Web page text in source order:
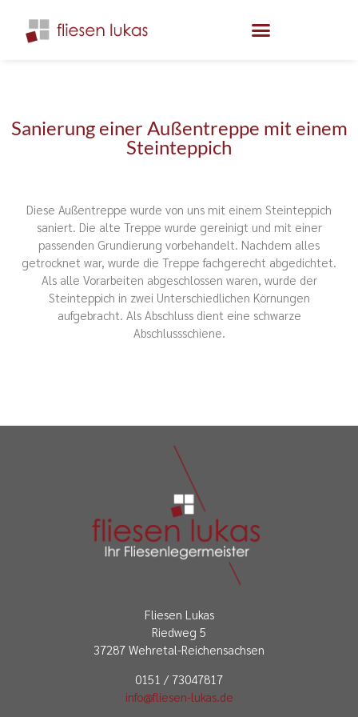
Sanierung einer Außentreppe mit einem
Steinteppich
Diese Außentreppe wurde von uns mit einem Steinteppich
saniert. Die alte Treppe wurde gereinigt und mit einer
passenden Grundierung vorbehandelt. Nachdem alles
getrocknet war, wurde die Treppe fachgerecht abgedichtet.
Als alle Vorarbeiten abgeschlossen waren, wurde der
Steinteppich in zwei Unterschiedlichen Körnungen
aufgebracht. Als Abschluss dient eine schwarze
Abschlussschiene.
Fliesen Lukas
Riedweg 5
37287 Wehretal-Reichensachsen
0151 / 73047817
info@fliesen-lukas.de